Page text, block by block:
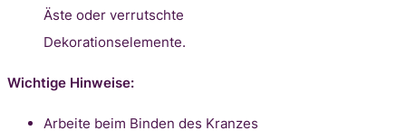
Äste oder verrutschte
Dekorationselemente.
Wichtige Hinweise:
Arbeite beim Binden des Kranzes